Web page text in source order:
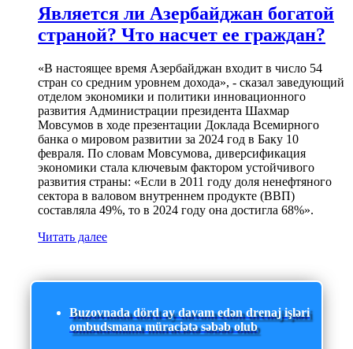
Является ли Азербайджан богатой
страной? Что насчет ее граждан?
«В настоящее время Азербайджан входит в число 54
стран со средним уровнем дохода», - сказал заведующий
отделом экономики и политики инновационного
развития Администрации президента Шахмар
Мовсумов в ходе презентации Доклада Всемирного
банка о мировом развитии за 2024 год в Баку 10
февраля. По словам Мовсумова, диверсификация
экономики стала ключевым фактором устойчивого
развития страны: «Если в 2011 году доля ненефтяного
сектора в валовом внутреннем продукте (ВВП)
составляла 49%, то в 2024 году она достигла 68%».
Читать далее
Buzovnada dörd ay davam edən drenaj işləri
ombudsmana müraciətə səbəb olub